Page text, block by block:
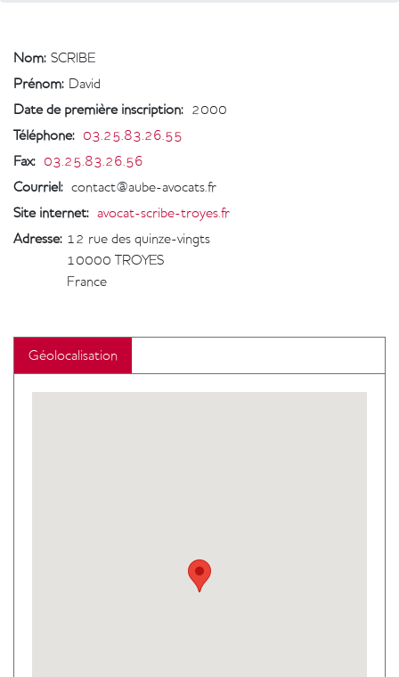
Nom: SCRIBE
Prénom: David
Date de première inscription: 2000
Téléphone: 03.25.83.26.55
Fax: 03.25.83.26.56
Courriel: contact@aube-avocats.fr
Site internet: avocat-scribe-troyes.fr
Adresse: 12 rue des quinze-vingts
10000 TROYES
France
Géolocalisation